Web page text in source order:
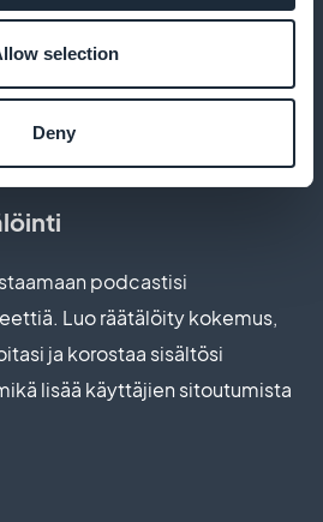
selection
Deny
parantamiseen
podcastisi
Luo räätälöity kokemus,
ja korostaa sisältösi
lisää käyttäjien sitoutumista